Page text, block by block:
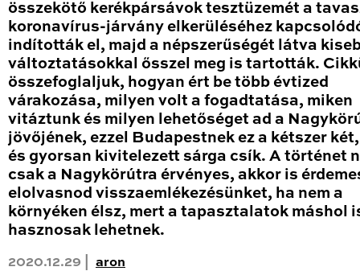
összekötő kerékpársávok tesztüzemét a
koronavírus-járvány elkerüléséhez
indították el, majd a népszerűségét látva
változtatásokkal ősszel meg is tartották.
összefoglaljuk, hogyan ért be több évtized
várakozása, milyen volt a fogadtatása, miken
vitáztunk és milyen lehetőséget ad a
jövőjének, ezzel Budapestnek ez a kétszer
és gyorsan kivitelezett sárga csík. A történet
csak a Nagykörútra érvényes, akkor is
elolvasnod visszaemlékezésünket, ha nem a
környéken élsz, mert a tapasztalatok máshol
hasznosak lehetnek.
2020.12.29 | aron